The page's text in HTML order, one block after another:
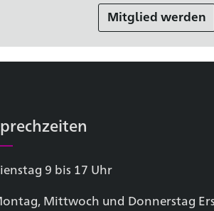
Mitglied werden
9 bis 17 Uhr
Mittwoch und Donnerstag